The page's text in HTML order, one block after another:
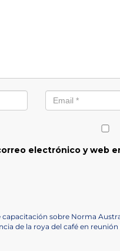
electrónico y web
capacitación sobre Norma
de la roya del café en